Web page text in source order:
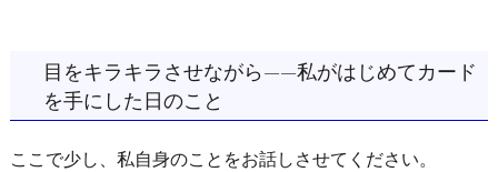
目をキラキラさせながら——私がはじめてカード
を手にした日のこと
ここで少し、私自身のことをお話しさせてください。